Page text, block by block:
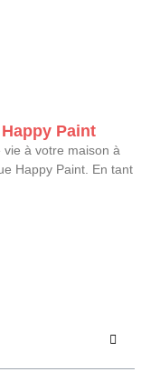
Paint
à votre maison à
Happy Paint. En tant